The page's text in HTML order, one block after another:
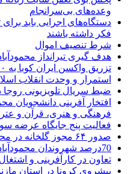
وعده‌های بی‌سرانجام
دستگاه‌های اجرایی باید
فکر داشته باشند
شرط تنصیف اموال
هدف گیری تیرانداز
تزریق واکسن ایران کوبا به ۲۰ هزار ایرانی
استمرار و وحدت انقلاب
ضبط سریال تلویزیونی روجا
افتخار آفرینی دانشجویان
فرهنگی و هنری، قرآن و
فعالیت پنج جایگاه عرضه
صدور ۶۴ مجوز گلخانه در محمودآباد
70درصد شهروندان محمودآبادی ماسک می زنند
تعاون در کارآفرینی و
پیشروی کرونا در استان